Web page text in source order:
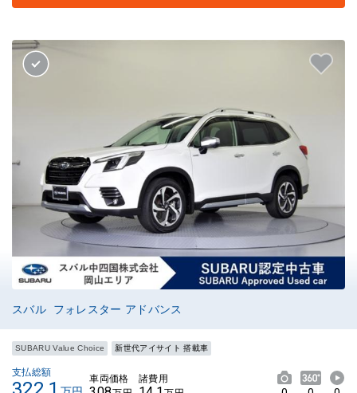
スバル フォレスター アドバンス
SUBARU Value Choice 新世代アイサイト 搭載車
支払総額
車両価格 諸費用